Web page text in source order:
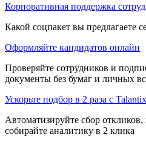
Корпоративная поддержка
Какой соцпакет вы предлагаете
Оформляйте кандидатов онлайн
Проверяйте сотрудников и
документы без бумаг и личных
Ускорьте подбор в 2 раза с Talantix
Автоматизируйте сбор откликов,
собирайте аналитику в 2 клика